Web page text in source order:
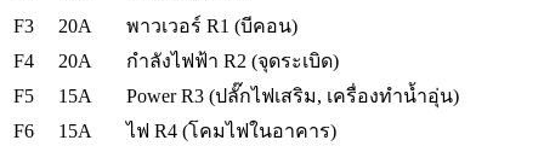
F3
20A
พาวเวอร์ R1 (บีคอน)
F4
20A
กำลังไฟฟ้า R2 (จุดระเบิด)
F5
15A
Power R3 (ปลั๊กไฟเสริม, เครื่องทำน้ำอุ่น)
F6
15A
ไฟ R4 (โคมไฟในอาคาร)